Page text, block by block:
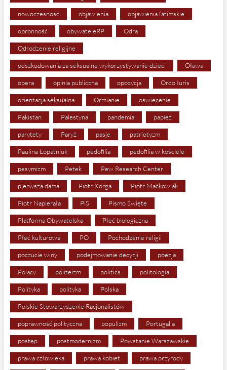
nowoczesność objawienia objawienia fatimskie
obronność obywateleRP Odra
Odrodzenie religijne
odszkodowania za seksualne wykorzystywanie dzieci Oława
opera opinia publiczna opozycja Ordo Iuris
orientacja seksualna Ormianie oświecenie
Pakistan Palestyna pandemia papież
parytety Paryż pasje patriotyzm
Paulina Łopatniuk pedofilia pedofilia w kościele
pesymizm Petek Pew Research Center
pierwsza dama Piotr Korga Piotr Maćkowiak
Piotr Napierała PiS Pismo Święte
Platforma Obywatelska Płeć biologiczna
Płeć kulturowa PO Pochodzenie religii
poczucie winy podejmowanie decyzji poezja
Polacy politeizm politics politologia
Polityka polityka Polska
Polskie Stowarzyszenie Racjonalistów
poprawność polityczna populizm Portugalia
postęp postmodernizm Powstanie Warszawskie
prawa człowieka prawa kobiet prawa przyrody